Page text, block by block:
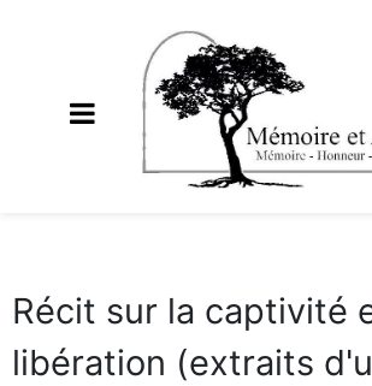
Récit sur la captivité
libération (extraits